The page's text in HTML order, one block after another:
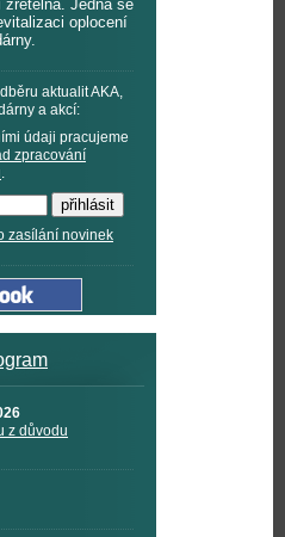
zřetelná. Jedná se
oplocení
aktualit AKA,
a akcí:
údaji pracujeme
zpracování
.
zasílání novinek
z důvodu